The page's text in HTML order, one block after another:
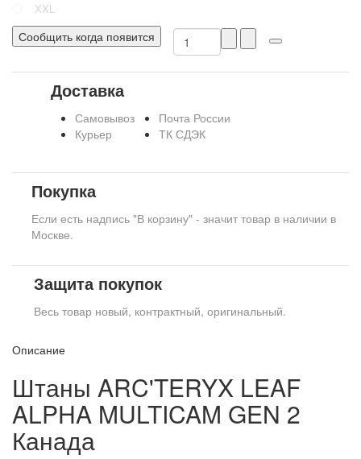
XXL
Сообщить когда появится
Доставка
Самовывоз
Курьер
Почта России
ТК СДЭК
Покупка
Если есть надпись "В корзину" - значит товар в наличии в
Москве.
Защита покупок
Весь товар новый, контрактный, оригинальный.
Описание
Штаны ARC'TERYX LEAF
ALPHA MULTICAM GEN 2
Канада